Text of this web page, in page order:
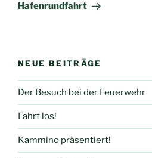
Beitrag
Hafenrundfahrt
NEUE BEITRÄGE
Der Besuch bei der Feuerwehr
Fahrt los!
Kammino präsentiert!